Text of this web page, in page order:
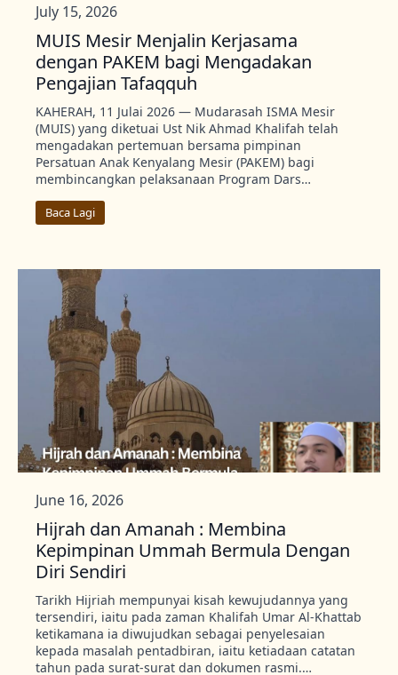
MUIS Mesir Menjalin Kerjasama
dengan PAKEM bagi Mengadakan
Pengajian Tafaqquh
July 15, 2026
KAHERAH, 11 Julai 2026 — Mudarasah ISMA Mesir
(MUIS) yang diketuai Ust Nik Ahmad Khalifah telah
mengadakan pertemuan bersama pimpinan
Persatuan Anak Kenyalang Mesir (PAKEM) bagi
membincangkan pelaksanaan Program Dars…
Baca Lagi
Hijrah dan Amanah : Membina
Kepimpinan Ummah Bermula Dengan
Diri Sendiri
June 16, 2026
Tarikh Hijriah mempunyai kisah kewujudannya yang
tersendiri, iaitu pada zaman Khalifah Umar Al-Khattab
ketikamana ia diwujudkan sebagai penyelesaian
kepada masalah pentadbiran, iaitu ketiadaan catatan
tahun pada surat-surat dan dokumen rasmi.…